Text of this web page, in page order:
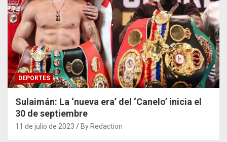
DEPORTES
Sulaimán: La ‘nueva era’ del ‘Canelo’ inicia el
30 de septiembre
11 de julio de 2023 By Redaction